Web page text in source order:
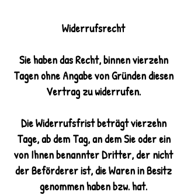
Widerrufsrecht
Sie haben das Recht, binnen vierzehn
Tagen ohne Angabe von Gründen diesen
Vertrag zu widerrufen.
Die Widerrufsfrist beträgt vierzehn
Tage, ab dem Tag, an dem Sie oder ein
von Ihnen benannter Dritter, der nicht
der Beförderer ist, die Waren in Besitz
genommen haben bzw. hat.